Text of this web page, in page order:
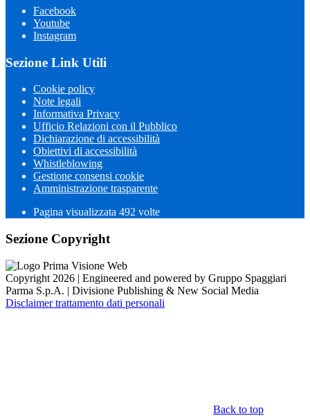
Facebook
Youtube
Instagram
Sezione Link Utili
Cookie policy
Note legali
Informativa Privacy
Ufficio Relazioni con il Pubblico
Dichiarazione di accessibilità
Obiettivi di accessibilità
Whistleblowing
Gestione consensi cookie
Amministrazione trasparente
Pagina visualizzata 492 volte
Sezione Copyright
Copyright 2026 | Engineered and powered by Gruppo Spaggiari
Parma S.p.A. | Divisione Publishing & New Social Media
Disclaimer trattamento dati personali
Back to top